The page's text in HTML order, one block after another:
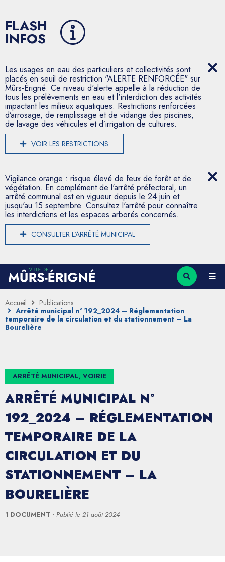
FLASH
INFOS
Les usages en eau des particuliers et collectivités sont
placés en seuil de restriction "ALERTE RENFORCÉE" sur
Mûrs-Érigné. Ce niveau d'alerte appelle à la réduction de
tous les prélèvements en eau et l'interdiction des activités
impactant les milieux aquatiques. Restrictions renforcées
d’arrosage, de remplissage et de vidange des piscines,
de lavage des véhicules et d’irrigation de cultures.
VOIR LES RESTRICTIONS
Vigilance orange : risque élevé de feux de forêt et de
végétation. En complément de l'arrêté préfectoral, un
arrêté communal est en vigueur depuis le 24 juin et
jusqu'au 15 septembre. Consultez l'arrêté pour connaître
les interdictions et les espaces arborés concernés.
CONSULTER L'ARRÊTÉ MUNICIPAL
Accueil
Publications
Arrêté municipal n° 192_2024 – Réglementation
temporaire de la circulation et du stationnement – La
Bourelière
ARRÊTÉ MUNICIPAL, VOIRIE
ARRÊTÉ MUNICIPAL N°
192_2024 – RÉGLEMENTATION
TEMPORAIRE DE LA
CIRCULATION ET DU
STATIONNEMENT – LA
BOURELIÈRE
1 DOCUMENT Publié le 21 août 2024